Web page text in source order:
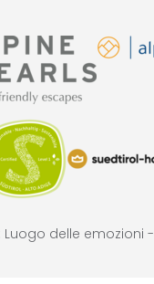
Luogo delle emozioni -